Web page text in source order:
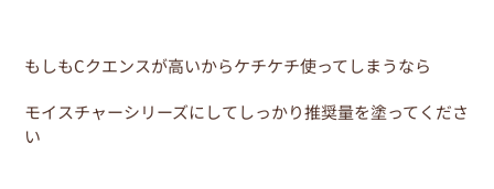
もしもCクエンスが高いからケチケチ使ってしまうなら
モイスチャーシリーズにしてしっかり推奨量を塗ってくださ
い